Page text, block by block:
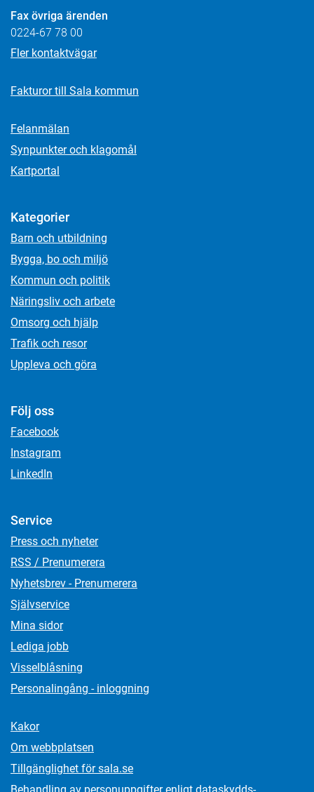
Fax övriga ärenden
0224-67 78 00
Fler kontaktvägar
Fakturor till Sala kommun
Felanmälan
Synpunkter och klagomål
Kartportal
Kategorier
Barn och utbildning
Bygga, bo och miljö
Kommun och politik
Näringsliv och arbete
Omsorg och hjälp
Trafik och resor
Uppleva och göra
Följ oss
Facebook
Instagram
LinkedIn
Service
Press och nyheter
RSS / Prenumerera
Nyhetsbrev - Prenumerera
Självservice
Mina sidor
Lediga jobb
Visselblåsning
Personalingång - inloggning
Kakor
Om webbplatsen
Tillgänglighet för sala.se